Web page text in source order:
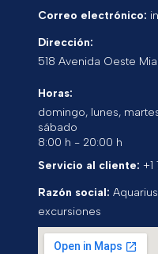
Correo electrónico:
Dirección:
518 Avenida Oeste
Horas:
domingo, lunes,
sábado
8:00 h - 20:00 h
Servicio al cliente:
Razón social:
excursiones